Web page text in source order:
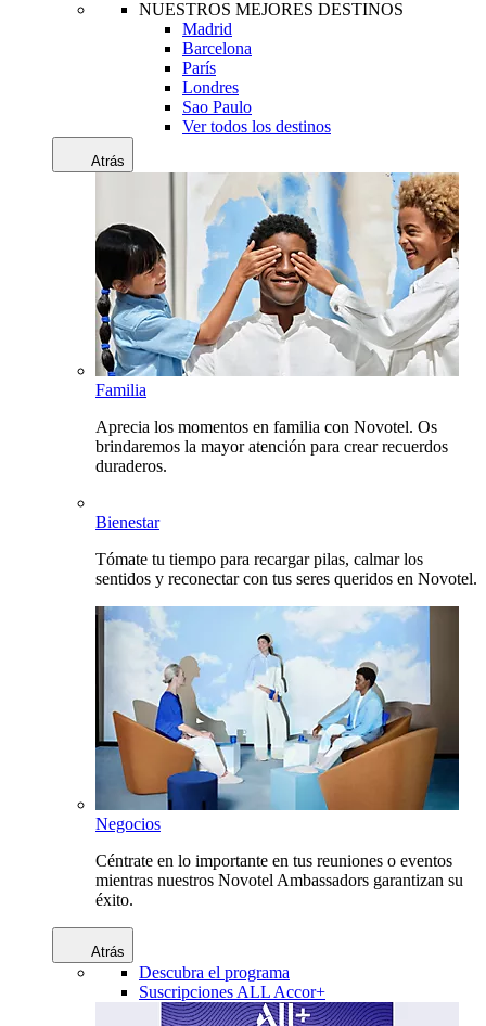
NUESTROS MEJORES DESTINOS
Madrid
Barcelona
París
Londres
Sao Paulo
Ver todos los destinos
Atrás
Familia
Aprecia los momentos en familia con Novotel. Os
brindaremos la mayor atención para crear recuerdos
duraderos.
Bienestar
Tómate tu tiempo para recargar pilas, calmar los
sentidos y reconectar con tus seres queridos en Novotel.
Negocios
Céntrate en lo importante en tus reuniones o eventos
mientras nuestros Novotel Ambassadors garantizan su
éxito.
Atrás
Descubra el programa
Suscripciones ALL Accor+